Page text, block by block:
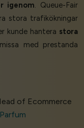
igenom. Queue-Fair
stora trafikökningar
kunde hantera stora
med prestanda
of Ecommerce